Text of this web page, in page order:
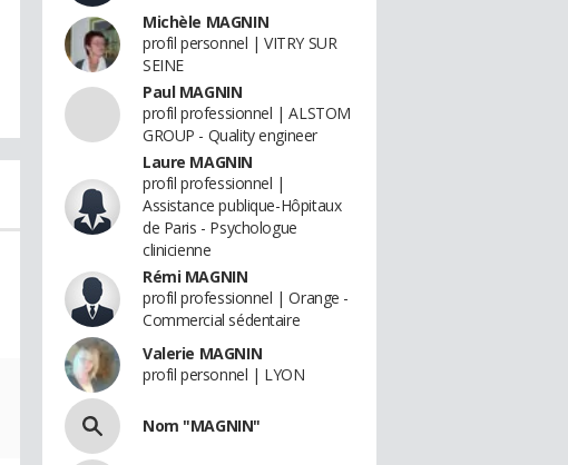
Michèle MAGNIN
profil personnel | VITRY SUR
SEINE
Paul MAGNIN
profil professionnel | ALSTOM
GROUP - Quality engineer
Laure MAGNIN
profil professionnel |
Assistance publique-Hôpitaux
de Paris - Psychologue
clinicienne
Rémi MAGNIN
profil professionnel | Orange -
Commercial sédentaire
Valerie MAGNIN
profil personnel | LYON
Nom "MAGNIN"